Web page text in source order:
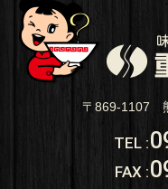
〒869-1107
TEL :
FAX :